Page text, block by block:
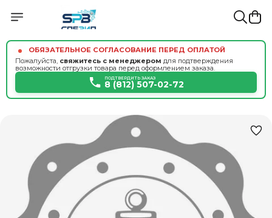
ОБЯЗАТЕЛЬНОЕ СОГЛАСОВАНИЕ ПЕРЕД ОПЛАТОЙ
Пожалуйста, свяжитесь с менеджером для подтверждения
возможности отгрузки товара перед оформлением заказа.
ПОДТВЕРДИТЬ ЗАКАЗ
8 (812) 507-02-72